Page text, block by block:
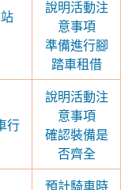
說明活動注
意事項
準備進行腳
踏車租借
行
說明活動注
意事項
確認裝備是
否齊全
預計騎車時